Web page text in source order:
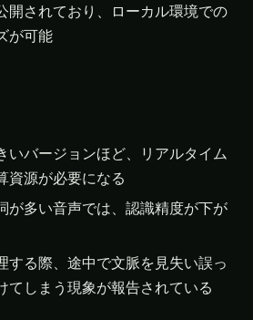
開されており、ローカル環境での
が可能
いバージョンほど、リアルタイム
資源が必要になる
が多い音声では、認識精度が下が
する際、途中で文脈を見失い誤っ
てしまう現象が報告されている